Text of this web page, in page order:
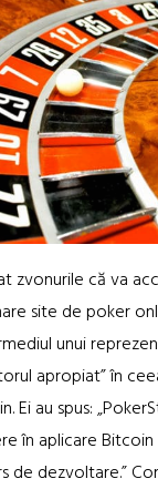
zvonurile că va
site de poker
unui
apropiat” în
Ei au spus:
în aplicare
de dezvoltare.”